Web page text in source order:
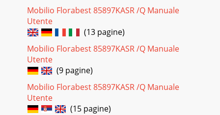
Mobilio Florabest 85897KASR /Q Manuale
Utente
(13 pagine)
Mobilio Florabest 85897KASR /Q Manuale
Utente
(9 pagine)
Mobilio Florabest 85897KASR /Q Manuale
Utente
(15 pagine)